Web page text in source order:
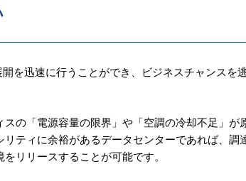
を迅速に行うことができ、ビジネスチャンスを
の「電源容量の限界」や「空調の冷却不足」が
ティに余裕があるデータセンターであれば、調
リリースすることが可能です。